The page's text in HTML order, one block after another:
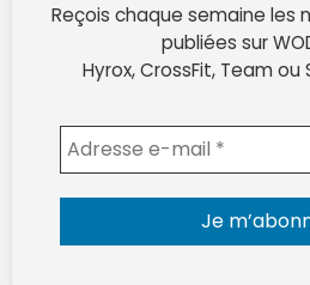
Reçois chaque semaine les
publiées sur
Hyrox, CrossFit, Team